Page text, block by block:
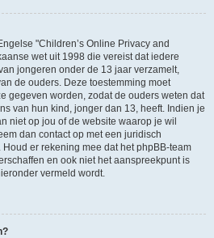
"Children’s Online Privacy and
wet uit 1998 die vereist dat iedere
jongeren onder de 13 jaar verzamelt,
de ouders. Deze toestemming moet
gegeven worden, zodat de ouders weten dat
van hun kind, jonger dan 13, heeft. Indien je
niet op jou of de website waarop je wil
dan contact op met een juridisch
er rekening mee dat het phpBB-team
en ook niet het aanspreekpunt is
vermeld wordt.